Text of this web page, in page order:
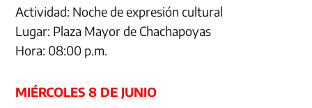
Actividad: Noche de expresión cultural
Lugar: Plaza Mayor de Chachapoyas
Hora: 08:00 p.m.
MIÉRCOLES 8 DE JUNIO